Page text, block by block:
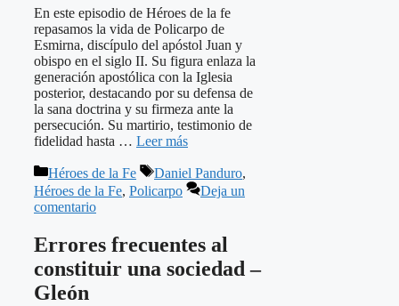
En este episodio de Héroes de la fe
repasamos la vida de Policarpo de
Esmirna, discípulo del apóstol Juan y
obispo en el siglo II. Su figura enlaza la
generación apostólica con la Iglesia
posterior, destacando por su defensa de
la sana doctrina y su firmeza ante la
persecución. Su martirio, testimonio de
fidelidad hasta … Leer más
Categorías
Héroes de la Fe Etiquetas
Daniel Panduro,
Héroes de la Fe, Policarpo
Deja un
comentario
Errores frecuentes al
constituir una sociedad –
Gleón